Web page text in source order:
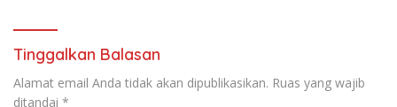
Tinggalkan Balasan
Alamat email Anda tidak akan dipublikasikan. Ruas yang wajib
ditandai *